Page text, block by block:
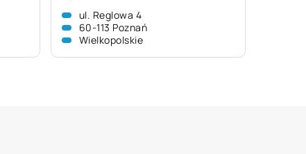
ul. Reglowa 4
60-113 Poznań
Wielkopolskie